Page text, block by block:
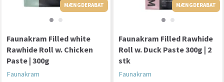
MÆNGDERABAT MÆNGDERABAT
Faunakram Filled white
Rawhide Roll w. Chicken
Paste | 300g
Faunakram
MÆNGDERABAT
Faunakram Filled Rawhide
Roll w. Duck Paste 300g | 2
stk
Faunakram